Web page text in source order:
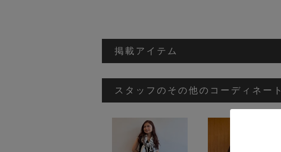
掲載アイテム
スタッフのその他のコーディネート